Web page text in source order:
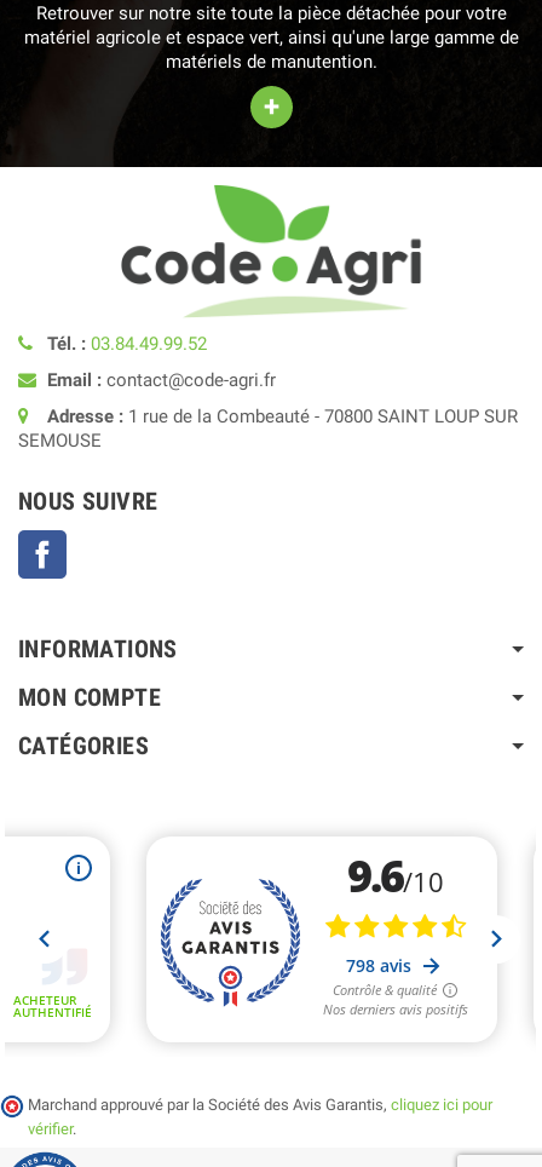
Retrouver sur notre site toute la pièce détachée pour votre
matériel agricole et espace vert, ainsi qu'une large gamme de
matériels de manutention.
+
Tél. : 03.84.49.99.52
Email : contact@code-agri.fr
Adresse : 1 rue de la Combeauté - 70800 SAINT LOUP SUR
SEMOUSE
NOUS SUIVRE
INFORMATIONS
MON COMPTE
CATÉGORIES
Marchand approuvé par la Société des Avis Garantis, cliquez ici pour
vérifier.